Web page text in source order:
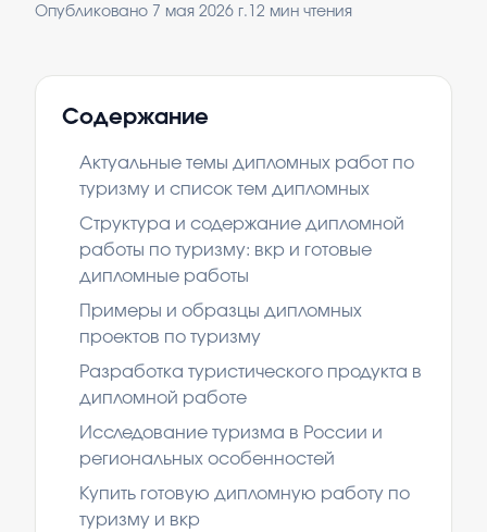
Опубликовано 7 мая 2026 г. 12 мин чтения
Содержание
Актуальные темы дипломных работ по
туризму и список тем дипломных
Структура и содержание дипломной
работы по туризму: вкр и готовые
дипломные работы
Примеры и образцы дипломных
проектов по туризму
Разработка туристического продукта в
дипломной работе
Исследование туризма в России и
региональных особенностей
Купить готовую дипломную работу по
туризму и вкр